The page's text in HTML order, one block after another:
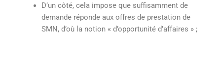
D’un côté, cela impose que suffisamment de
demande réponde aux offres de prestation de
SMN, d’où la notion « d’opportunité d’affaires » ;